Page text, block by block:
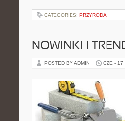
CATEGORIES: PRZYRODA
NOWINKI I
POSTED BY ADMIN CZE - 17